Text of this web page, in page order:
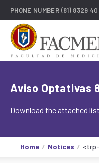
PHONE NUMBER (81) 8329
Aviso Optativas
Download the attached list
Home Notices